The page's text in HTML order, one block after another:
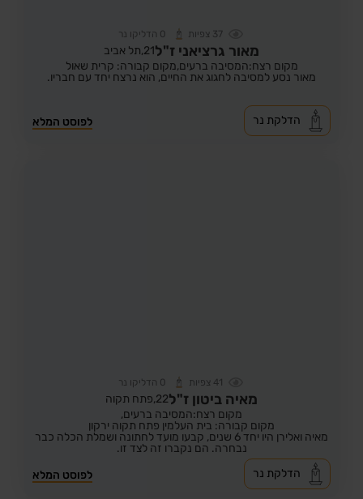
37 צפיות 0 הדליקו נר
מאור גרציאני ז"ל21, תל אביב
מקום רצח:המסיבה ברעים,מקום קבורה: קרית שאול
מאור נסע למסיבה לחגוג את החיים, הוא נרצח יחד עם חבריו.
לפוסט המלא הדלקת נר
41 צפיות 0 הדליקו נר
מאיה ביטון ז"ל22, פתח תקוה
מקום רצח:המסיבה ברעים,
מקום קבורה: בית העלמין פתח תקוה ירקון
מאיה ואלירן היו יחד 6 שנים, קבעו מועד לחתונה ושמלת הכלה כבר
נבחרה. הם נקברו זה לצד זו.
לפוסט המלא
הדלקת נר